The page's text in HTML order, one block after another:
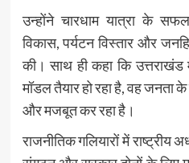
उन्होंने चारधाम यात्रा के
विकास, पर्यटन विस्तार और
की। साथ ही कहा कि
मॉडल तैयार हो रहा है, वह जनता
और मजबूत कर रहा है।
राजनीतिक गलियारों में राष्ट्रीय